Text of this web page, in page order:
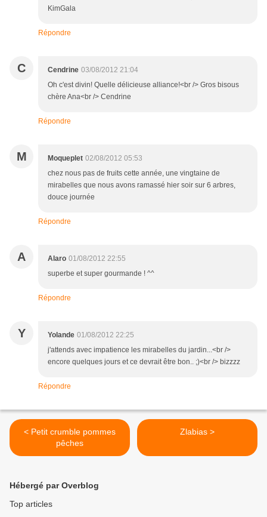
KimGala
Répondre
C Cendrine 03/08/2012 21:04
Oh c'est divin! Quelle délicieuse alliance!<br /> Gros bisous
chère Ana<br /> Cendrine
Répondre
M Moqueplet 02/08/2012 05:53
chez nous pas de fruits cette année, une vingtaine de
mirabelles que nous avons ramassé hier soir sur 6 arbres,
douce journée
Répondre
A Alaro 01/08/2012 22:55
superbe et super gourmande ! ^^
Répondre
Y Yolande 01/08/2012 22:25
j'attends avec impatience les mirabelles du jardin...<br />
encore quelques jours et ce devrait être bon.. ;)<br /> bizzzz
Répondre
< Petit crumble pommes
pêches
Zlabias >
Hébergé par Overblog
Top articles